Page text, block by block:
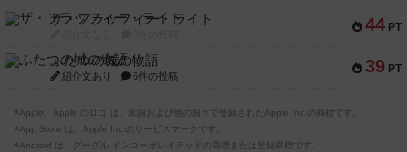
44 PT
ザ・フラッフィー・ライト
39 PT
ふたつの城の物語
紹介文あり 6件の投稿
※Apple、Apple のロゴ は、米国および他の国々で登録されたApple Inc.の商標です。
※App Store は、Apple Inc.のサービスマークです。
※Android は、グーグル インコーポレイテッドの商標または登録商標です。